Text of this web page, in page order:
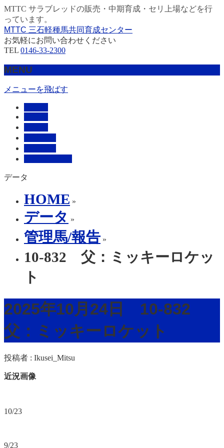
MTTC サラブレッドの販売・中期育成・セリ上場などを行
っています。
MTTC 三石軽種馬共同育成センター
お気軽にお問い合わせください
TEL 0146-33-2300
MENU
メニューを飛ばす
データ
HOME »
データ »
管理馬/報告 »
10-832 父：ミッキーロケッ
ト
2025年10月24日 10-832
父：ミッキーロケット
投稿者 : Ikusei_Mitsu
近況画像
10/23
9/23